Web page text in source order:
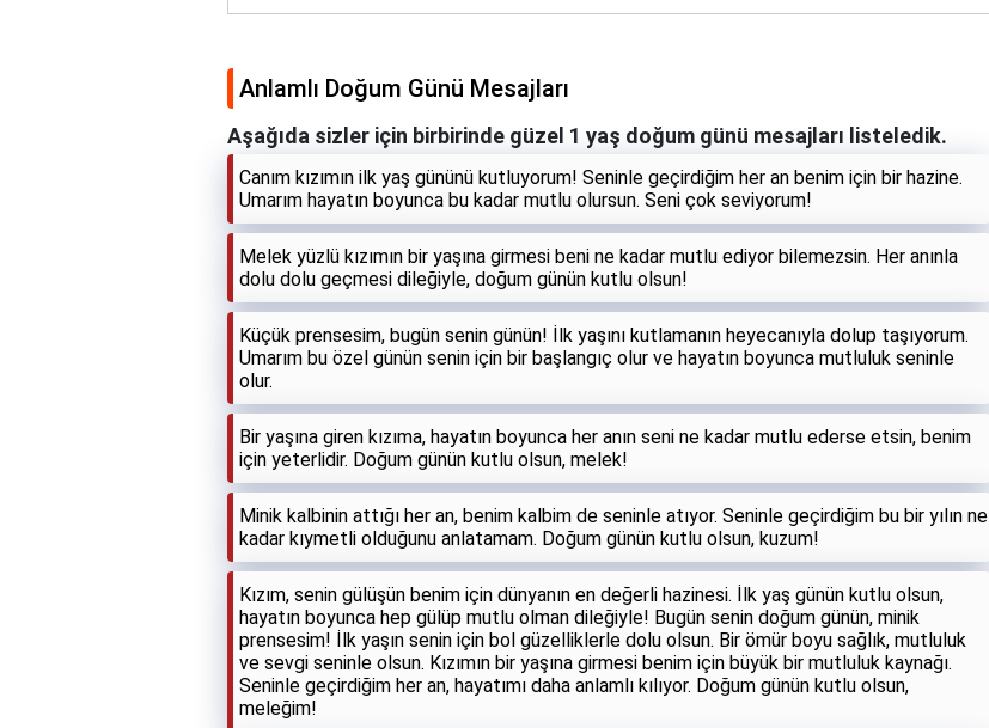
Anlamlı Doğum Günü Mesajları
Aşağıda sizler için birbirinde güzel 1 yaş doğum günü mesajları listeledik.
Canım kızımın ilk yaş gününü kutluyorum! Seninle geçirdiğim her an benim için bir hazine.
Umarım hayatın boyunca bu kadar mutlu olursun. Seni çok seviyorum!
Melek yüzlü kızımın bir yaşına girmesi beni ne kadar mutlu ediyor bilemezsin. Her anınla
dolu dolu geçmesi dileğiyle, doğum günün kutlu olsun!
Küçük prensesim, bugün senin günün! İlk yaşını kutlamanın heyecanıyla dolup taşıyorum.
Umarım bu özel günün senin için bir başlangıç olur ve hayatın boyunca mutluluk seninle
olur.
Bir yaşına giren kızıma, hayatın boyunca her anın seni ne kadar mutlu ederse etsin, benim
için yeterlidir. Doğum günün kutlu olsun, melek!
Minik kalbinin attığı her an, benim kalbim de seninle atıyor. Seninle geçirdiğim bu bir yılın ne
kadar kıymetli olduğunu anlatamam. Doğum günün kutlu olsun, kuzum!
Kızım, senin gülüşün benim için dünyanın en değerli hazinesi. İlk yaş günün kutlu olsun,
hayatın boyunca hep gülüp mutlu olman dileğiyle! Bugün senin doğum günün, minik
prensesim! İlk yaşın senin için bol güzelliklerle dolu olsun. Bir ömür boyu sağlık, mutluluk
ve sevgi seninle olsun. Kızımın bir yaşına girmesi benim için büyük bir mutluluk kaynağı.
Seninle geçirdiğim her an, hayatımı daha anlamlı kılıyor. Doğum günün kutlu olsun,
meleğim!